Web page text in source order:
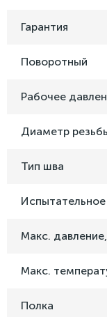
Гарантия
Поворотный
Рабочее
Диаметр
Тип шва
Макс.
Макс.
Полка